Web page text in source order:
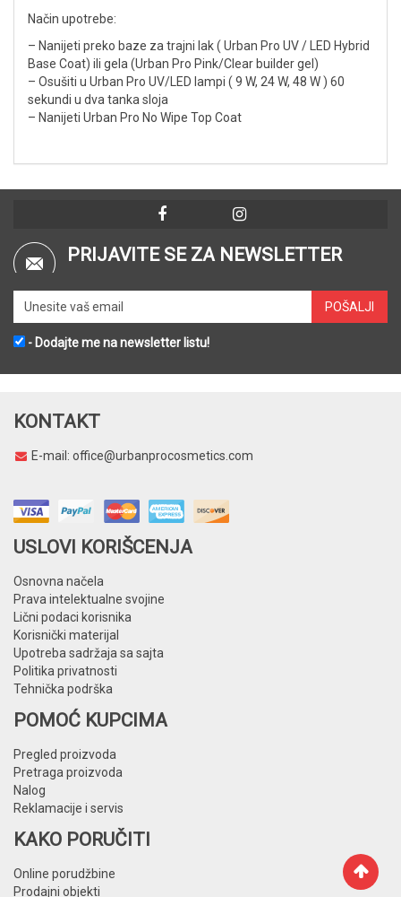
Način upotrebe:
– Nanijeti preko baze za trajni lak ( Urban Pro UV / LED Hybrid
Base Coat) ili gela (Urban Pro Pink/Clear builder gel)
– Osušiti u Urban Pro UV/LED lampi ( 9 W, 24 W, 48 W ) 60
sekundi u dva tanka sloja
– Nanijeti Urban Pro No Wipe Top Coat
PRIJAVITE SE ZA NEWSLETTER
- Dodajte me na newsletter listu!
KONTAKT
E-mail: office@urbanprocosmetics.com
USLOVI KORIŠCENJA
Osnovna načela
Prava intelektualne svojine
Lični podaci korisnika
Korisnički materijal
Upotreba sadržaja sa sajta
Politika privatnosti
Tehnička podrška
POMOĆ KUPCIMA
Pregled proizvoda
Pretraga proizvoda
Nalog
Reklamacije i servis
KAKO PORUČITI
Online porudžbine
Prodajni objekti